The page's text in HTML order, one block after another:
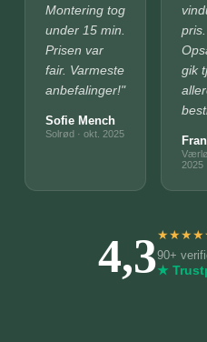
Montering tog
under 15 min.
Prisen var
fair. Varmeste
anbefalinger!"
Sofie Mench
Solrød · okt. 2025
pris.
gik
2025
4,3★★★★
90+
★